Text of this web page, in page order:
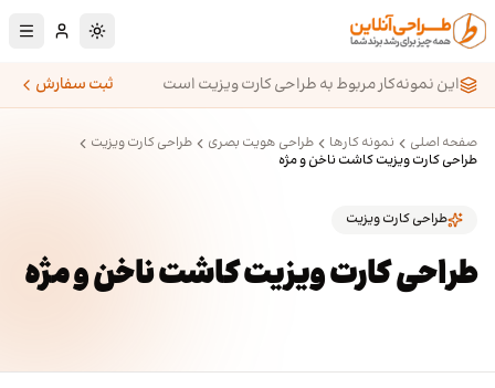
پرش به محتوای اصلی
تغییر به حالت
این نمونه‌کار مربوط به طراحی کارت ویزیت است
ثبت سفارش
صفحه اصلی نمونه کارها طراحی هویت بصری
طراحی کارت ویزیت
طراحی کارت ویزیت کاشت ناخن و مژه
طراحی کارت ویزیت
طراحی کارت ویزیت کاشت ناخن و مژه